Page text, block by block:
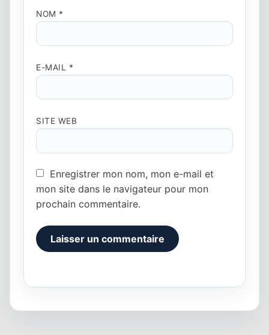
NOM *
E-MAIL *
SITE WEB
Enregistrer mon nom, mon e-mail et
mon site dans le navigateur pour mon
prochain commentaire.